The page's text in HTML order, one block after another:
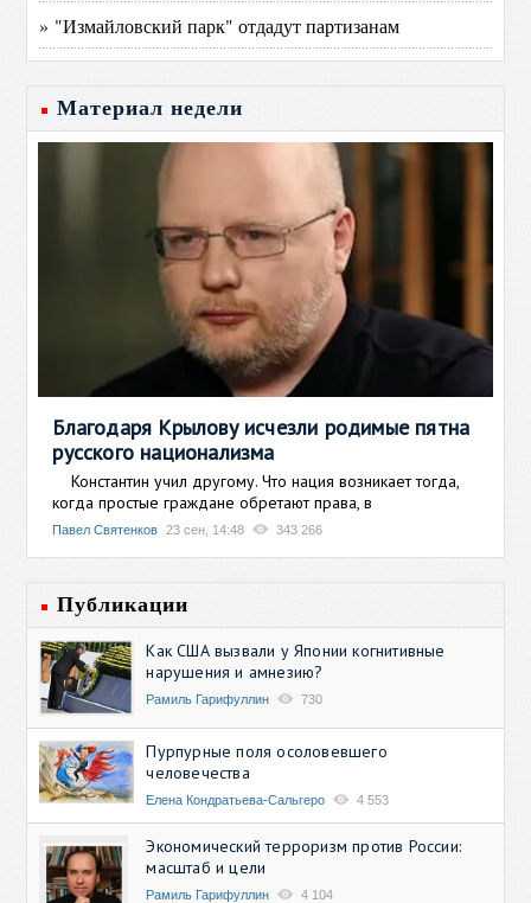
» "Измайловский парк" отдадут партизанам
Материал недели
Благодаря Крылову исчезли родимые пятна
русского национализма
Константин учил другому. Что нация возникает тогда,
когда простые граждане обретают права, в
Павел Святенков 23 сен, 14:48 343 266
Публикации
Как США вызвали у Японии когнитивные
нарушения и амнезию?
Рамиль Гарифуллин 730
Пурпурные поля осоловевшего
человечества
Елена Кондратьева-Сальгеро 4 553
Экономический терроризм против России:
масштаб и цели
Рамиль Гарифуллин 4 104